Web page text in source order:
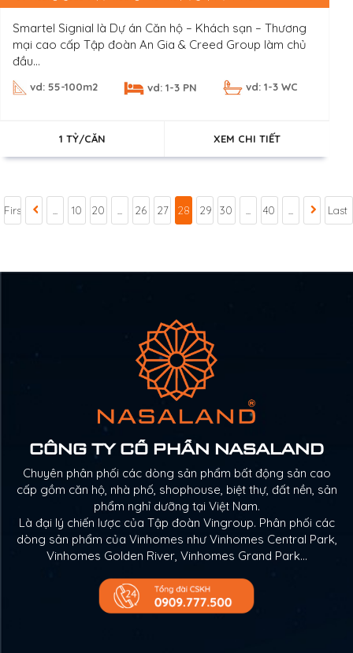
Smartel Signial là Dự án Căn hộ – Khách sạn – Thương
mại cao cấp Tập đoàn An Gia & Creed Group làm chủ
đầu...
vd: 55-100m2 vd: 1-3 PN vd: 1-3 WC
1 TỶ/CĂN XEM CHI TIẾT
First ... 10 20 ... 26 27 28 29 30 ... 40 ... Last
CÔNG TY CỔ PHẦN NASALAND
Chuyên phân phối các dòng sản phẩm bất động sản cao
cấp gồm căn hộ, nhà phố, shophouse, biệt thự, đất nền, sản
phẩm nghỉ dưỡng tại Việt Nam.
Là đại lý chiến lược của Tập đoàn Vingroup. Phân phối các
dòng sản phẩm của Vinhomes như Vinhomes Central Park,
Vinhomes Golden River, Vinhomes Grand Park…